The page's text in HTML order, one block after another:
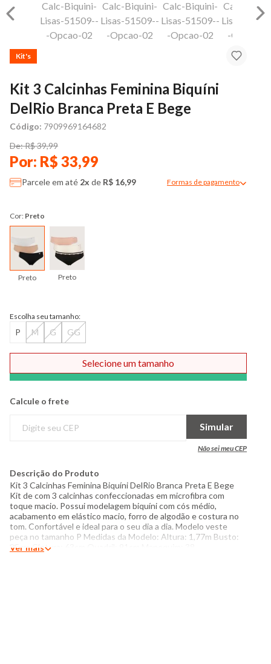
Kit's
Kit 3 Calcinhas Feminina Biquíni
DelRio Branca Preta E Bege
Código: 7909969164682
De: R$ 39,99
Por: R$ 33,99
Parcele em até 2x de R$ 16,99 Formas de pagamento
Cor: Preto
Preto Preto
Escolha seu tamanho:
P M G GG
Comprar
Selecione um tamanho
Calcule o frete
Simular
Não sei meu CEP
Descrição do Produto
Kit 3 Calcinhas Feminina Biquíni DelRio Branca Preta E Bege
Kit de com 3 calcinhas confeccionadas em microfibra com
toque macio. Possui modelagem biquíni com cós médio,
acabamento em elástico macio, forro de algodão e costura no
tom. Confortável e ideal para o seu dia a dia. Modelo veste
peça no tamanho P Medidas da Modelo: Altura: 1,77m Busto:
85cm Cintura: 63cm Quadril: 91cm Manequim: 38
Ver mais